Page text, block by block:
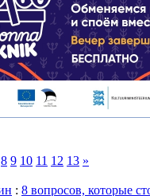
8 9 10 11 12 13 »
: 8 вопросов, которые